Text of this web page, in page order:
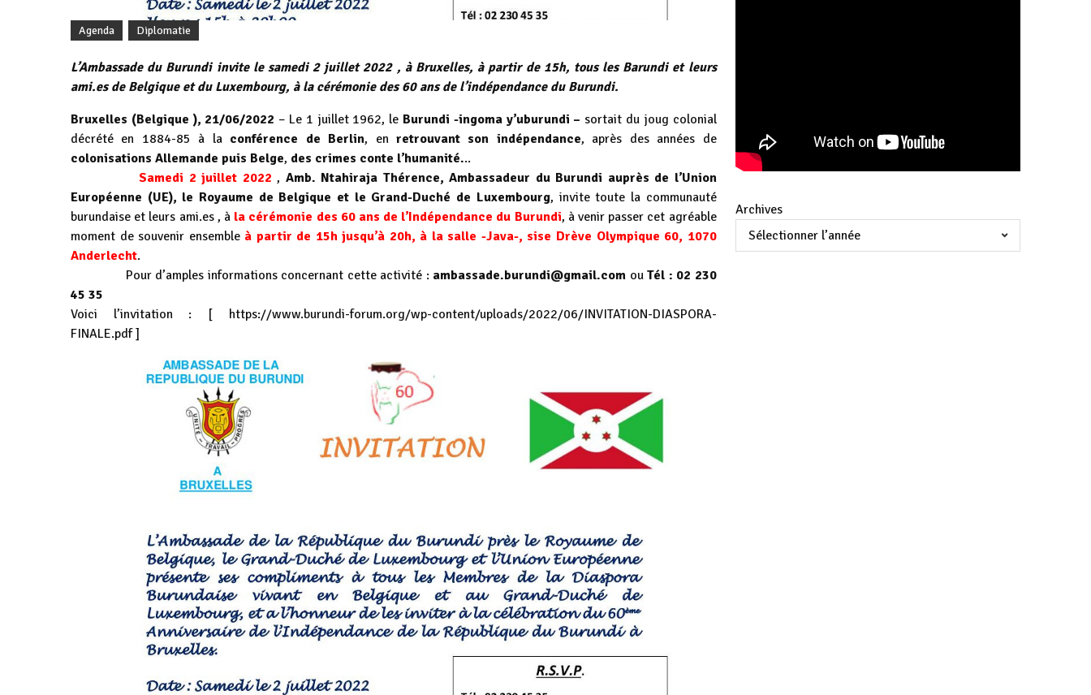
Agenda Diplomatie
L’Ambassade du Burundi invite le samedi 2 juillet 2022 , à Bruxelles, à partir de 15h, tous les Barundi et leurs
ami.es de Belgique et du Luxembourg, à la cérémonie des 60 ans de l’indépendance du Burundi.
Bruxelles (Belgique ), 21/06/2022 – Le 1 juillet 1962, le Burundi -ingoma y’uburundi – sortait du joug colonial
décrété en 1884-85 à la conférence de Berlin, en retrouvant son indépendance, après des années de
colonisations Allemande puis Belge, des crimes conte l’humanité...
Samedi 2 juillet 2022 , Amb. Ntahiraja Thérence, Ambassadeur du Burundi auprès de l’Union
Européenne (UE), le Royaume de Belgique et le Grand-Duché de Luxembourg, invite toute la communauté
burundaise et leurs ami.es , à la cérémonie des 60 ans de l’Indépendance du Burundi, à venir passer cet agréable
moment de souvenir ensembleà partir de 15h jusqu’à 20h, à la salle -Java-, sise Drève Olympique 60, 1070
Anderlecht.
Pour d’amples informations concernant cette activité : ambassade.burundi@gmail.com ouTél : 02 230
45 35
Voici l’invitation : [ https://www.burundi-forum.org/wp-content/uploads/2022/06/INVITATION-DIASPORA-
FINALE.pdf]
Archives